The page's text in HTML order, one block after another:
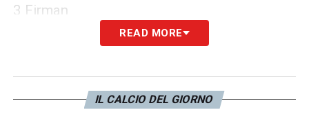
3 Firman
7 Vacca
READ MORE
IL CALCIO DEL GIORNO